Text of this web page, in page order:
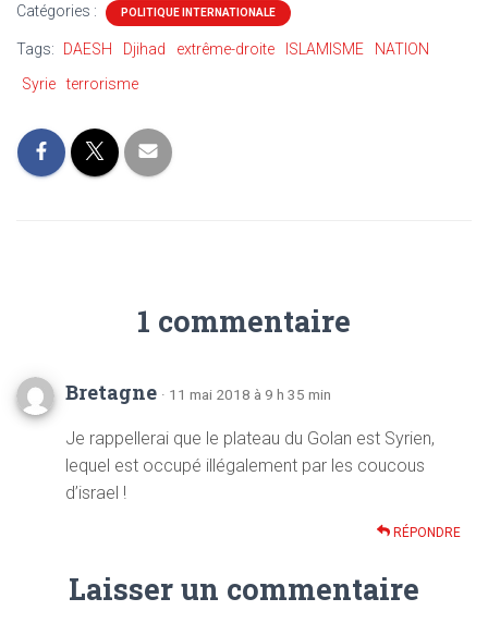
Catégories : POLITIQUE INTERNATIONALE
Tags: DAESH Djihad extrême-droite ISLAMISME
NATION
Syrie
terrorisme
1 commentaire
Bretagne · 11 mai 2018 à 9 h 35 min
Je rappellerai que le plateau du Golan est Syrien,
lequel est occupé illégalement par les coucous
d’israel !
RÉPONDRE
Laisser un commentaire